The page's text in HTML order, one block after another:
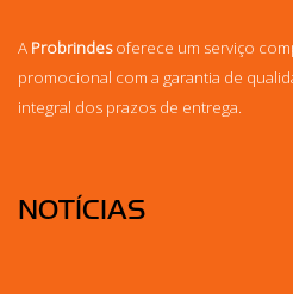
A Probrindesoferece um serviço
promocional com a garantia de
integral dos prazos de entrega.
NOTÍCIAS